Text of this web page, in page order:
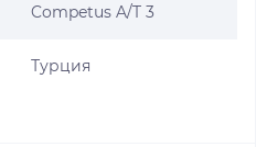
Competus A/T 3
Турция